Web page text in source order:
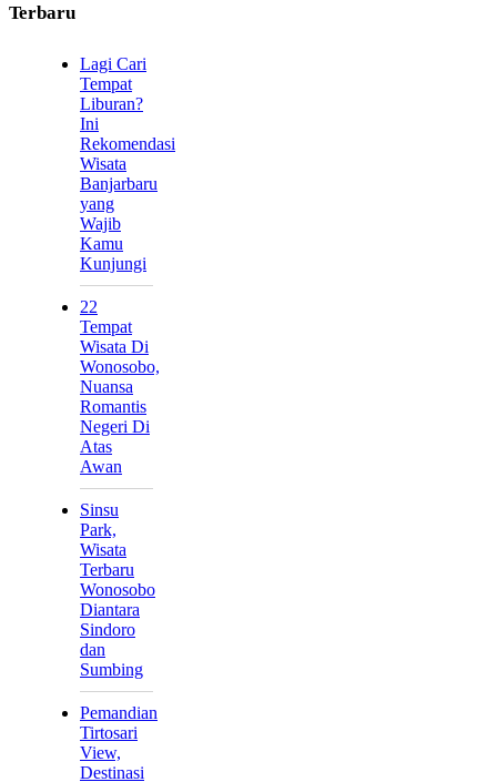
Terbaru
Lagi Cari
Tempat
Liburan?
Ini
Rekomendasi
Wisata
Banjarbaru
yang
Wajib
Kamu
Kunjungi
22
Tempat
Wisata Di
Wonosobo,
Nuansa
Romantis
Negeri Di
Atas
Awan
Sinsu
Park,
Wisata
Terbaru
Wonosobo
Diantara
Sindoro
dan
Sumbing
Pemandian
Tirtosari
View,
Destinasi